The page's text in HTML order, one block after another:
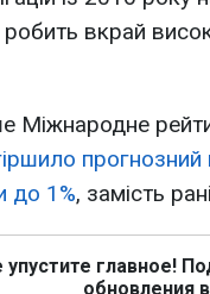
робить вкрай
Міжнародне
прогнозний
до 1%, замість
упустите главное!
обновления